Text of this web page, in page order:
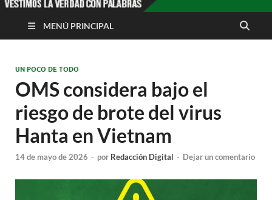
MENÚ PRINCIPAL
UN POCO DE TODO
OMS considera bajo el
riesgo de brote del virus
Hanta en Vietnam
14 de mayo de 2026 - por Redacción Digital - Dejar un comentario